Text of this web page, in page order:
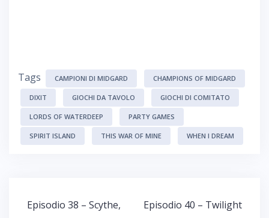
Tags CAMPIONI DI MIDGARD CHAMPIONS OF MIDGARD
DIXIT GIOCHI DA TAVOLO GIOCHI DI COMITATO
LORDS OF WATERDEEP PARTY GAMES
SPIRIT ISLAND THIS WAR OF MINE WHEN I DREAM
Navigazione
Episodio 38 – Scythe,
Episodio 40 – Twilight